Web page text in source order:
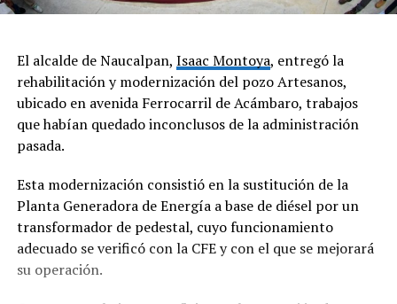
El alcalde de Naucalpan, Isaac Montoya, entregó la
rehabilitación y modernización del pozo Artesanos,
ubicado en avenida Ferrocarril de Acámbaro, trabajos
que habían quedado inconclusos de la administración
pasada.
Esta modernización consistió en la sustitución de la
Planta Generadora de Energía a base de diésel por un
transformador de pedestal, cuyo funcionamiento
adecuado se verificó con la CFE y con el que se mejorará
su operación.